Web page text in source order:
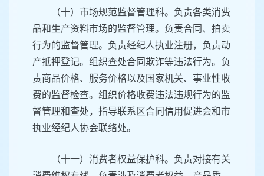
（十）市场规范监督管理科。负责各类消费
品和生产资料市场的监督管理。负责合同、拍卖
行为的监督管理。负责经纪人执业注册，负责动
产抵押登记。组织查处合同欺诈等违法行为。负
责商品价格、服务价格以及国家机关、事业性收
费的监督检查。组织价格收费违法违规行为的监
督管理和查处，指导联系区合同信用促进会和市
执业经纪人协会联络处。
（十一）消费者权益保护科。负责对接有关